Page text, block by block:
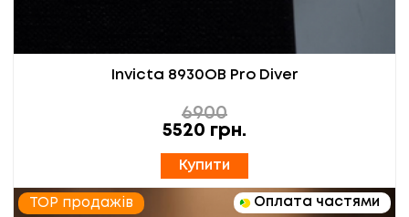
Invicta 8930OB Pro Diver
6900
5520 грн.
Купити
TOP продажів Оплата частями